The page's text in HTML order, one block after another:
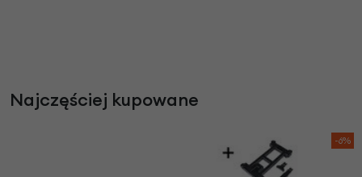
Najczęściej kupowane
-6%